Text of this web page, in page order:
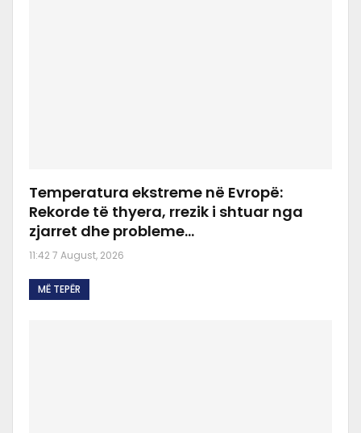
Temperatura ekstreme në Evropë:
Rekorde të thyera, rrezik i shtuar nga
zjarret dhe probleme…
11:42 7 August, 2026
MË TEPËR